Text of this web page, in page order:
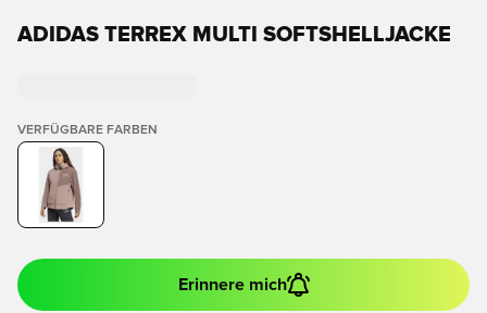
ADIDAS TERREX MULTI SOFTSHELLJACKE
VERFÜGBARE FARBEN
Erinnere mich